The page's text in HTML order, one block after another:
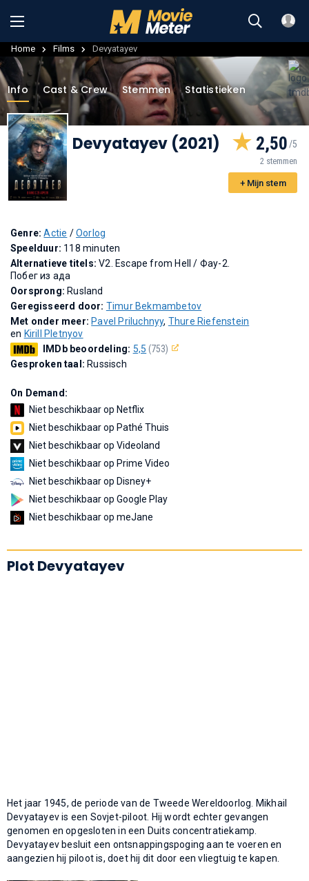
Home Films Devyatayev
Info Cast & Crew Stemmen Statistieken
Devyatayev (2021) 2,50
2 stemmen
+ Mijn stem
Genre:Actie /Oorlog
Speelduur: 118 minuten
Alternatieve titels:V2. Escape from Hell/ Фау-2.
Побег из ада
Oorsprong: Rusland
Geregisseerd door: Timur Bekmambetov
Met onder meer: Pavel Priluchnyy, Thure Riefenstein
en Kirill Pletnyov
IMDb beoordeling: 5,5 (753)
Gesproken taal: Russisch
On Demand:
Niet beschikbaar op Netflix
Niet beschikbaar op Pathé Thuis
Niet beschikbaar op Videoland
Niet beschikbaar op Prime Video
Niet beschikbaar op Disney+
Niet beschikbaar op Google Play
Niet beschikbaar op meJane
Plot Devyatayev
Het jaar 1945, de periode van de Tweede Wereldoorlog. Mikhail
Devyatayev is een Sovjet-piloot. Hij wordt echter gevangen
genomen en opgesloten in een Duits concentratiekamp.
Devyatayev besluit een ontsnappingspoging aan te voeren en
aangezien hij piloot is, doet hij dit door een vliegtuig te kapen.